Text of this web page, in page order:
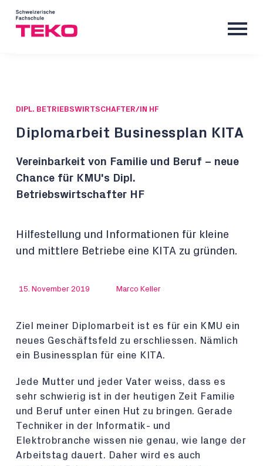
DIPL. BETRIEBSWIRTSCHAFTER/IN HF
Diplomarbeit Businessplan KITA
Vereinbarkeit von Familie und Beruf – neue
Chance für KMU's Dipl.
Betriebswirtschafter HF
Hilfestellung und Informationen für kleine
und mittlere Betriebe eine KITA zu gründen.
15. November 2019 Marco Keller
Ziel meiner Diplomarbeit ist es für ein KMU ein
neues Geschäftsfeld zu erschliessen. Nämlich
ein Businessplan für eine KITA.
Jede Mutter und jeder Vater weiss, dass es
sehr schwierig ist in der heutigen Zeit Familie
und Beruf unter einen Hut zu bringen. Gerade
Techniker in der Informatik- und
Elektrobranche wissen nie genau, wie lange der
Arbeitstag dauert. Daher wird es auch